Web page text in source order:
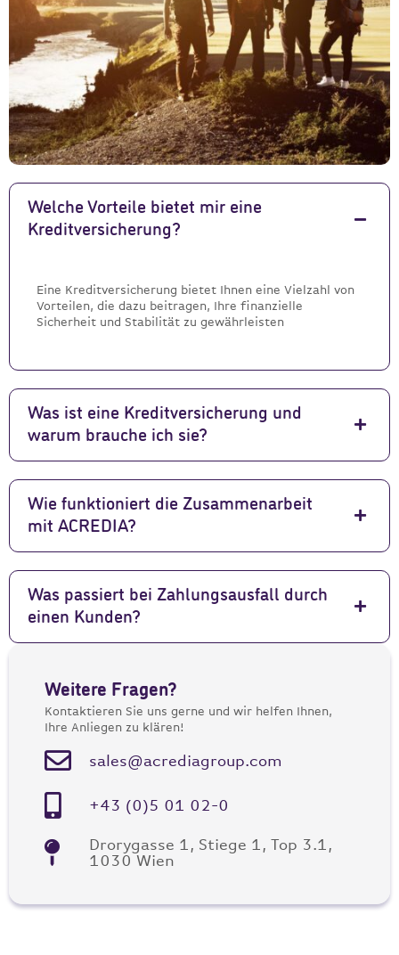
Welche Vorteile bietet mir eine
Kreditversicherung?
Eine Kreditversicherung bietet Ihnen eine Vielzahl von
Vorteilen, die dazu beitragen, Ihre finanzielle
Sicherheit und Stabilität zu gewährleisten
Was ist eine Kreditversicherung und
warum brauche ich sie?
Wie funktioniert die Zusammenarbeit
mit ACREDIA?
Was passiert bei Zahlungsausfall durch
einen Kunden?
Weitere Fragen?
Kontaktieren Sie uns gerne und wir helfen Ihnen,
Ihre Anliegen zu klären!
sales@acrediagroup.com
+43 (0)5 01 02-0
Drorygasse 1, Stiege 1, Top 3.1,
1030 Wien